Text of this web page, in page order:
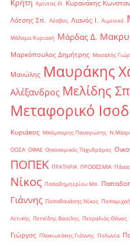
Κρήτη Κρίντας Θ. Κυρανάκης
Λάτσης Σπ. Λέσβος Λιανός Ι. Λιμενικό
Μάλαμα Κυριακή Μάρδας Δ.
Μαρκόπουλος Δημήτρης Μασαλής
Μανώλης Μαυράκης
Αλέξανδρος Μελίδης
Μεταφορικό
Κυριάκος Μπόμπορης Παναγιώτης
ΟΟΣΑ ΟΦΑΕ Οικονομικός Ταχυδρόμος
ΠΟΠΕΚ ΠΡΑΤΗΡΙΑ ΠΡΟΘΕΣΜΙΑ
Νίκος Παπαδημητρίου Μπ.
Γιάννης Παπαθανάσης Νίκος
Αττικής Πετκίδης Βασίλης Πετραλιάς Θάνος
Γιώργος Πλακιωτάκης Γιάννης Πολωνία